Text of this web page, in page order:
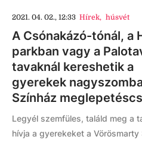
2021. 04. 02., 12:33 Hírek, húsvét
A Csónakázó-tónál, a
parkban vagy a
tavaknál kereshetik a
gyerekek
Színház
Legyél szemfüles, találd meg a
hívja a gyerekeket a Vörösmarty